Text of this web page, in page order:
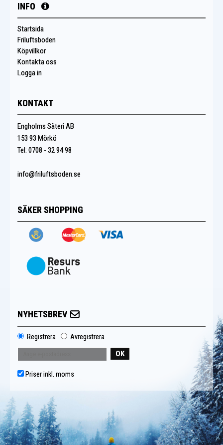
INFO
Startsida
Friluftsboden
Köpvillkor
Kontakta oss
Logga in
KONTAKT
Engholms Säteri AB
153 93 Mörkö
Tel: 0708 - 32 94 98
info@friluftsboden.se
SÄKER SHOPPING
NYHETSBREV
Registrera Avregistrera
OK
Priser inkl. moms